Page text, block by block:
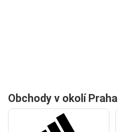
Obchody v okolí Praha